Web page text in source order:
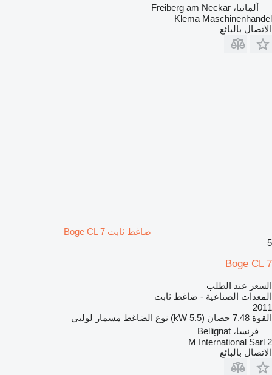
ألمانيا، Freiberg am Neckar
Klema Maschinenhandel
الاتصال بالبائع
ضاغط ثابت Boge CL 7
5
Boge CL 7
السعر عند الطلب
المعدات الصناعية - ضاغط ثابت
2011
القوة 7.48 حصان (5.5 kW) نوع الضاغط مسمار لولبي
فرنسا، Bellignat
2 M International Sarl
الاتصال بالبائع